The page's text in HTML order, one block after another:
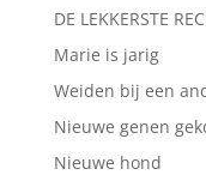
DE LEKKERSTE
Marie is jarig
Weiden bij een
Nieuwe genen
Nieuwe hond